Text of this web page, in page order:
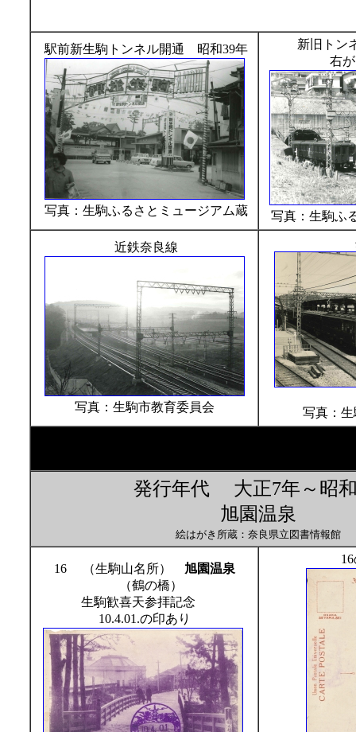
駅前新生駒トンネル開通 昭和39年
写真：生駒ふるさとミュージアム蔵
新旧トン
右
写真：生駒ふ
近鉄奈良線
写真：生駒市教育委員会 写真：
発行年代 大正7年～昭
旭園温泉
絵はがき所蔵：奈良県立図書情報館
16 （生駒山名所） 旭園温泉
（鶴の橋）
生駒歓喜天参拝記念
10.4.01.の印あり